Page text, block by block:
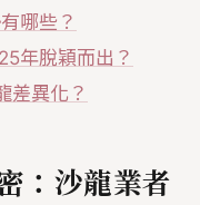
哪些？
年脫穎而出？
差異化？
：沙龍業者